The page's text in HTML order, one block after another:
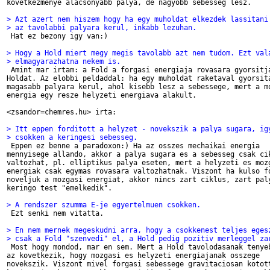
kovetkezmenye alacsonyabb palya, de nagyobb sebesseg lesz.
> Azt azert nem hiszem hogy ha egy muholdat elkezdek
> az tavolabbi palyara kerul, inkabb lezuhan.
Hat ez bezony igy van:)
> Hogy a Hold miert megy megis tavolabb azt nem tudom. Ezt
> elmagyarazhatna nekem is.
Amint mar irtam: a Fold a forgasi energiaja rovasara
Holdat. Az elobbi peldaddal: ha egy muholdat raketaval
magasabb palyara kerul, ahol kisebb lesz a sebessege, mert a
energia egy resze helyzeti energiava alakult.
<zsandor=chemres.hu> irta:
> Itt eppen forditott a helyzet - novekszik a palya sugara,
> csokken a keringesi sebesseg.
Eppen ez benne a paradoxon:) Ha az osszes mechaikai energia
mennyisege allando, akkor a palya sugara es a sebesseg csak
valtozhat, pl. elliptikus palya eseten, mert a helyzeti es
energiak csak egymas rovasara valtozhatnak. Viszont ha kulso
noveljuk a mozgasi energiat, akkor nincs zart ciklus, zart
keringo test "emelkedik".
> A rendszer szumma E-je egyertelmuen csokken.
Ezt senki nem vitatta.
> En nem mernek megeskudni arra, hogy a csokkenest teljes
> csak a Fold "szenvedi" el, a Hold pedig pozitiv merleggel
Most hogy mondod, mar en sem. Mert a Hold tavolodasanak
az kovetkezik, hogy mozgasi es helyzeti energiajanak osszege
novekszik. Viszont mivel forgasi sebessege gravitaciosan